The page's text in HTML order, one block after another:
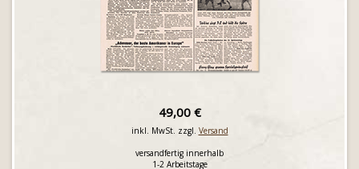
49,00 €
inkl. MwSt. zzgl. Versand
versandfertig innerhalb
1-2 Arbeitstage